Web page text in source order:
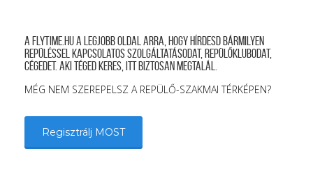
A FLYTIME.HU a legjobb oldal arra, hogy hírdesd bármilyen
repüléssel kapcsolatos szolgáltatásodat, repülőklubodat,
cégedet. Aki téged keres, itt biztosan megtalál.
MÉG NEM SZEREPELSZ A REPÜLŐ-SZAKMAI TÉRKÉPEN?
Regisztrálj MOST